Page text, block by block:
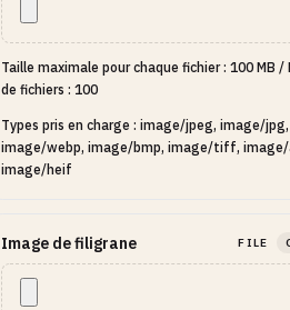
Taille maximale pour chaque fichier : 100 MB /
de fichiers : 100
Types pris en charge : image/jpeg, image/
image/webp, image/bmp, image/tiff,
image/heif
Image de filigrane FILE